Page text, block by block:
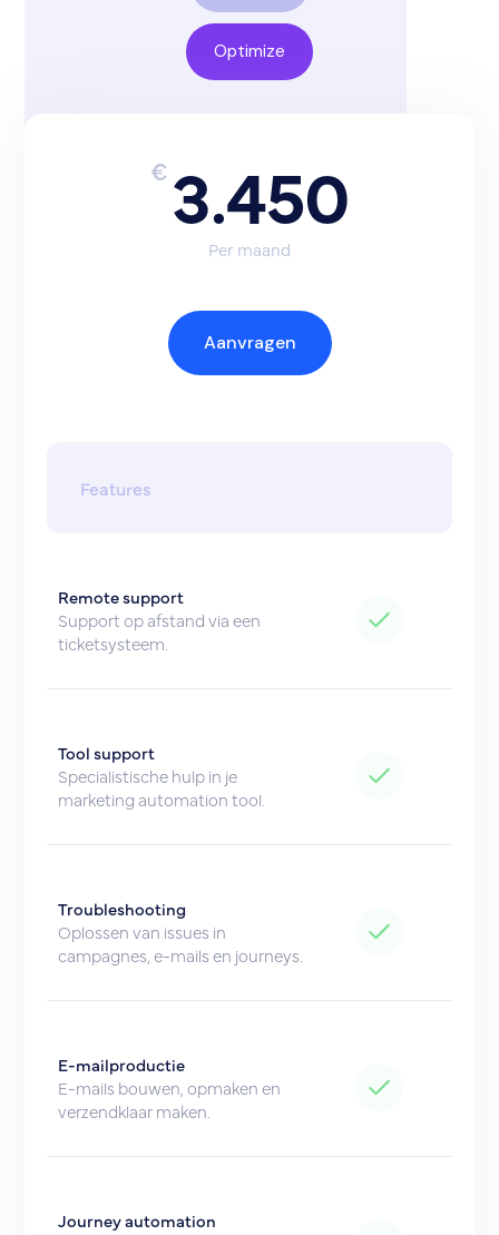
Optimize
€ 3.450
Per maand
Aanvragen
Features
Remote support
Support op afstand via een
ticketsysteem.
Tool support
Specialistische hulp in je
marketing automation tool.
Troubleshooting
Oplossen van issues in
campagnes, e-mails en journeys.
E-mailproductie
E-mails bouwen, opmaken en
verzendklaar maken.
Journey automation